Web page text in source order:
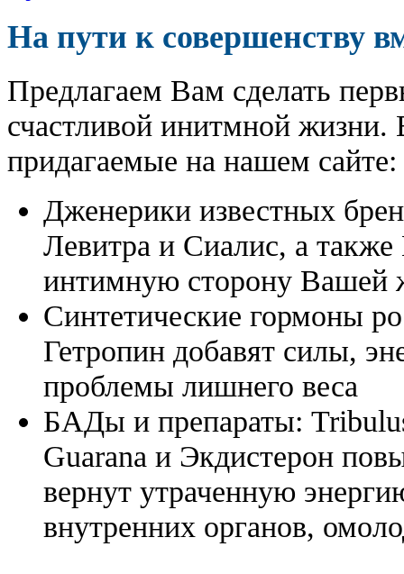
На пути к совершенству
Предлагаем Вам сделать
счастливой инитмной жизни.
придагаемые на нашем сайте:
Дженерики известных
Левитра и Сиалис, а
интимную сторону Вашей
Синтетические гормоны
Гетропин добавят силы,
проблемы лишнего веса
БАДы и препараты:
Guarana и Экдистерон
вернут утраченную
внутренних органов,